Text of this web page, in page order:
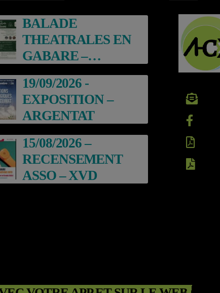
BALADE
THEATRALES EN
GABARE –
ARGENTAT
19/09/2026 -
EXPOSITION –
ARGENTAT
15/08/2026 –
RECENSEMENT
ASSO – XVD